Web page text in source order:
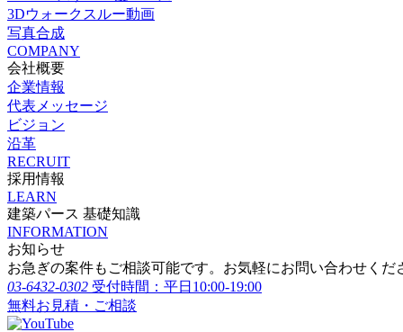
3Dウォークスルー動画
写真合成
COMPANY
会社概要
企業情報
代表メッセージ
ビジョン
沿革
RECRUIT
採用情報
LEARN
建築パース 基礎知識
INFORMATION
お知らせ
お急ぎの案件もご相談可能です。お気軽にお問い合わせくだ
03-6432-0302 受付時間：平日10:00-19:00
無料お見積・ご相談